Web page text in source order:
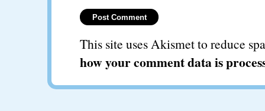
This site uses Akismet to reduce
how your comment data is